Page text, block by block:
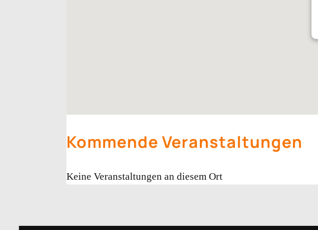
Kommende Veranstaltungen
Keine Veranstaltungen an diesem Ort